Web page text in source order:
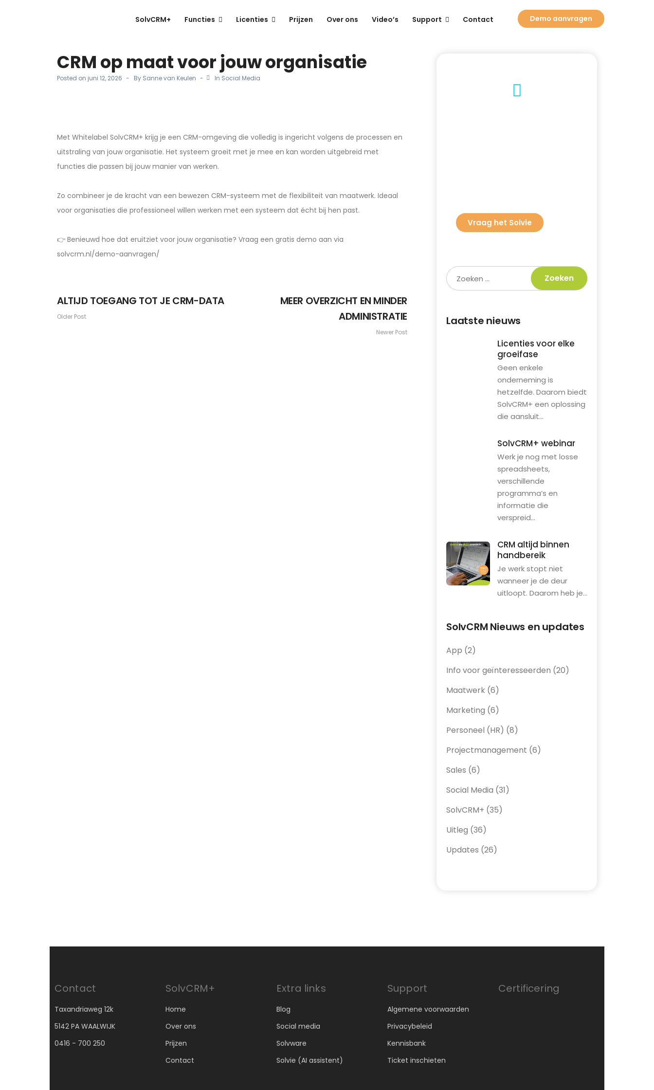
Demo aanvragen
SolvCRM+ Functies Licenties Prijzen Over ons Video’s Support Contact
CRM op maat voor jouw organisatie
Posted on juni 12, 2026 By Sanne van Keulen In Social Media
Met Whitelabel SolvCRM+ krijg je een CRM-omgeving die volledig is ingericht volgens de processen en
uitstraling van jouw organisatie. Het systeem groeit met je mee en kan worden uitgebreid met
functies die passen bij jouw manier van werken.
Zo combineer je de kracht van een bewezen CRM-systeem met de flexibiliteit van maatwerk. Ideaal
voor organisaties die professioneel willen werken met een systeem dat écht bij hen past.
👉 Benieuwd hoe dat eruitziet voor jouw organisatie? Vraag een gratis demo aan via
solvcrm.nl/demo-aanvragen/
ALTIJD TOEGANG TOT JE CRM-DATA
Older Post
MEER OVERZICHT EN MINDER
ADMINISTRATIE
Newer Post
Vraag het Solvie
Laatste nieuws
Licenties voor elke
groeifase
Geen enkele
onderneming is
hetzelfde. Daarom biedt
SolvCRM+ een oplossing
die aansluit...
SolvCRM+ webinar
Werk je nog met losse
spreadsheets,
verschillende
programma’s en
informatie die
verspreid...
CRM altijd binnen
handbereik
Je werk stopt niet
wanneer je de deur
uitloopt. Daarom heb je...
SolvCRM Nieuws en updates
App (2)
Info voor geïnteresseerden (20)
Maatwerk (6)
Marketing (6)
Personeel (HR) (8)
Projectmanagement (6)
Sales (6)
Social Media (31)
SolvCRM+ (35)
Uitleg (36)
Updates (26)
Contact
Taxandriaweg 12k
5142 PA WAALWIJK
0416 - 700 250
SolvCRM+
Home
Over ons
Prijzen
Contact
Extra links
Blog
Social media
Solvware
Solvie (AI assistent)
Support
Algemene voorwaarden
Privacybeleid
Kennisbank
Ticket inschieten
Certificering